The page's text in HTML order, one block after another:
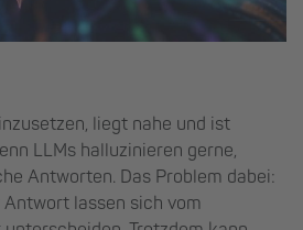
liegt nahe und ist
LLMs halluzinieren gerne,
Antworten. Das Problem dabei:
lassen sich vom